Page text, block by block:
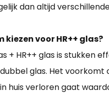
dan altijd
kiezen voor HR++ glas?
+ HR++ glas is stukken
glas. Het voorkomt
huis verloren gaat